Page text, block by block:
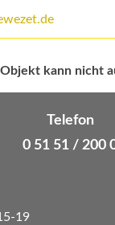
Objekt kann nicht
Telefon
0 51 51 / 200
19